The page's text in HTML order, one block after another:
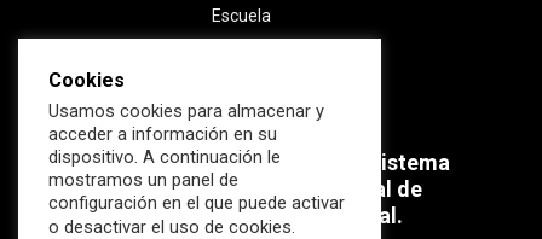
Escuela
Súmate ahora al mayor Ecosistema
profesional e internacional de
Ciberseguridad Industrial.
Cookies
Usamos cookies para almacenar y
acceder a información en su
dispositivo. A continuación le
mostramos un panel de
configuración en el que puede activar
o desactivar el uso de cookies.